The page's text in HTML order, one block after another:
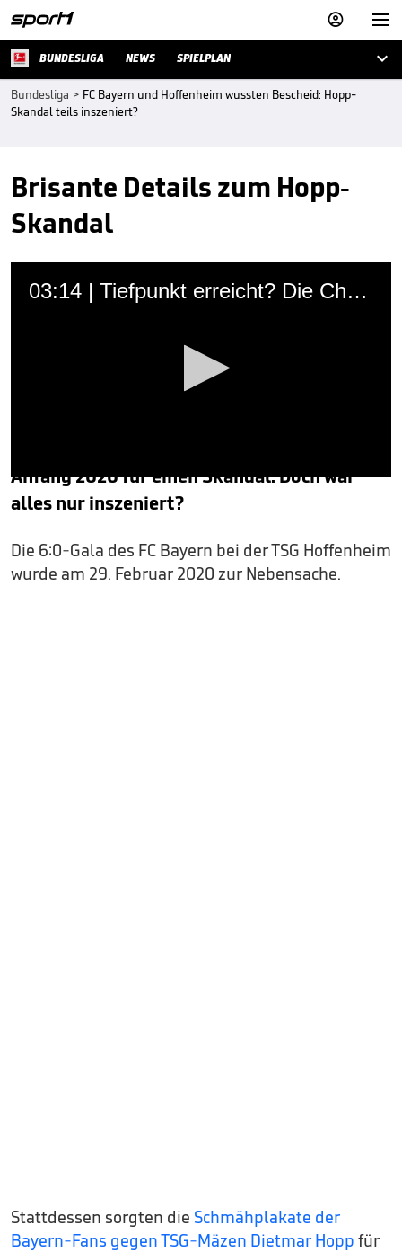


BUNDESLIGA NEWS SPIELPLAN 
Bundesliga > FC Bayern und Hoffenheim wussten Bescheid: Hopp-
Skandal teils inszeniert?
Brisante Details zum Hopp-
Skandal
03:14 | Tiefpunkt erreicht? Die Chronik der Hopp-Schmähungen
0
seconds
of
minutes,
14
seconds
Anfang 2020 für einen Skandal. Doch war
alles nur inszeniert?
Die 6:0-Gala des FC Bayern bei der TSG Hoffenheim
wurde am 29. Februar 2020 zur Nebensache.
Stattdessen sorgten die Schmähplakate der
Bayern-Fans gegen TSG-Mäzen Dietmar Hopp für